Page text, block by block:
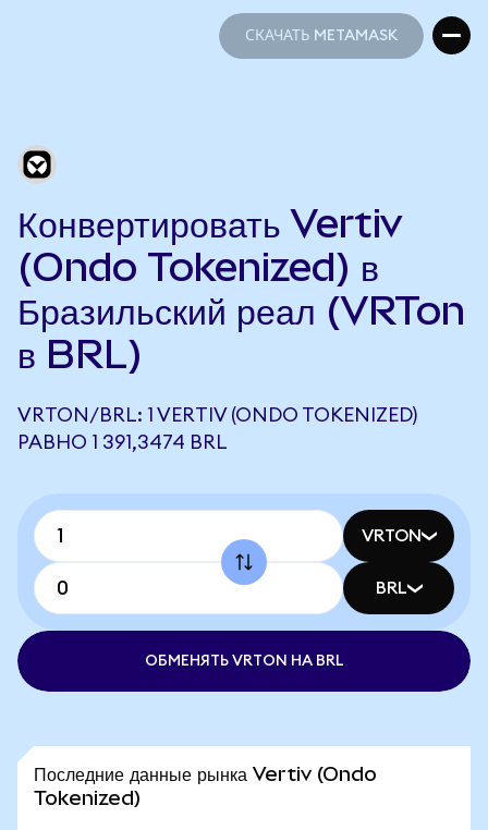
СКАЧАТЬ METAMASK
Конвертировать Vertiv
(Ondo Tokenized) в
Бразильский реал (VRTon
в BRL)
VRTON/BRL: 1 VERTIV (ONDO TOKENIZED)
РАВНО 1 391,3474 BRL
VRTON
BRL
ОБМЕНЯТЬ VRTON НА BRL
Последние данные рынка Vertiv (Ondo
Tokenized)